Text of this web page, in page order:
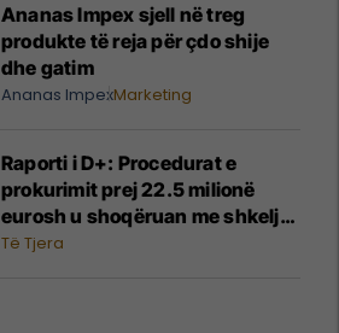
Ananas Impex sjell në treg
produkte të reja për çdo shije
dhe gatim
Ananas ImpexMarketing
Raporti i D+: Procedurat e
prokurimit prej 22.5 milionë
eurosh u shoqëruan me shkelje
dhe zvarritje
Të Tjera